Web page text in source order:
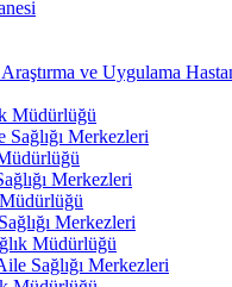
ve Uygulama
Müdürlüğü
Merkezleri
Merkezleri
Merkezleri
Müdürlüğü
Sağlığı Merkezleri